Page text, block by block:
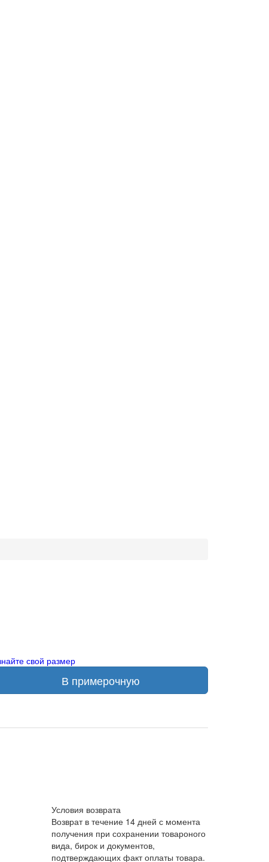
свой размер
В примерочную
Условия возврата
Возврат в течение 14 дней с момента
получения при сохранении товароного
вида, бирок и документов,
подтверждающих факт оплаты товара.